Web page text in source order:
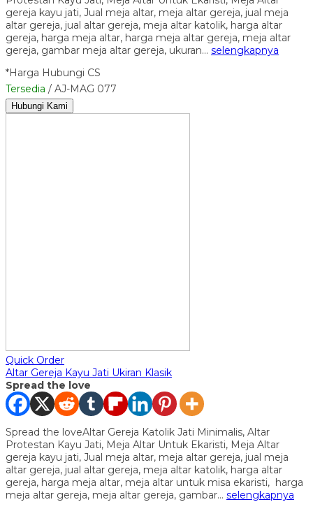
gereja kayu jati, Jual meja altar, meja altar gereja, jual meja
altar gereja, jual altar gereja, meja altar katolik, harga altar
gereja, harga meja altar, harga meja altar gereja, meja altar
gereja, gambar meja altar gereja, ukuran… selengkapnya
*Harga Hubungi CS
Tersedia / AJ-MAG 077
Hubungi Kami
Quick Order
Altar Gereja Kayu Jati Ukiran Klasik
Spread the love
Spread the loveAltar Gereja Katolik Jati Minimalis, Altar
Protestan Kayu Jati, Meja Altar Untuk Ekaristi, Meja Altar
gereja kayu jati, Jual meja altar, meja altar gereja, jual meja
altar gereja, jual altar gereja, meja altar katolik, harga altar
gereja, harga meja altar, meja altar untuk misa ekaristi, harga
meja altar gereja, meja altar gereja, gambar… selengkapnya